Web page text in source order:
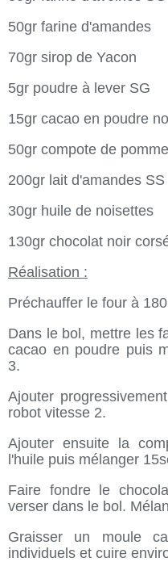
50gr farine d'amandes
70gr sirop de Yacon
5gr poudre à lever SG
15gr cacao en poudre
50gr compote de
200gr lait d'amandes SS
30gr huile de noisettes
130gr chocolat noir
Réalisation :
Préchauffer le four à
Dans le bol, mettre les
cacao en poudre puis
3.
Ajouter
robot vitesse 2.
Ajouter ensuite la
l'huile puis mélanger
Faire fondre le
verser dans le bol.
Graisser un moule
individuels et cuire